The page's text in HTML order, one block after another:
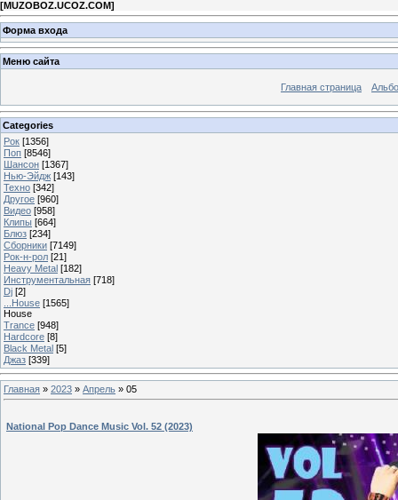
[MUZOBOZ.UCOZ.COM]
Форма входа
Меню сайта
Главная страница
Categories
Рок [1356]
Поп [8546]
Шансон [1367]
Нью-Эйдж [143]
Техно [342]
Другое [960]
Видео [958]
Клипы [664]
Блюз [234]
Сборники [7149]
Рок-н-рол [21]
Heavy Metal [182]
Инструментальная [718]
Dj [2]
...House [1565]
House
Trance [948]
Hardcore [8]
Black Metal [5]
Джаз [339]
Главная » 2023 » Апрель » 05
National Pop Dance Music Vol. 52 (2023)